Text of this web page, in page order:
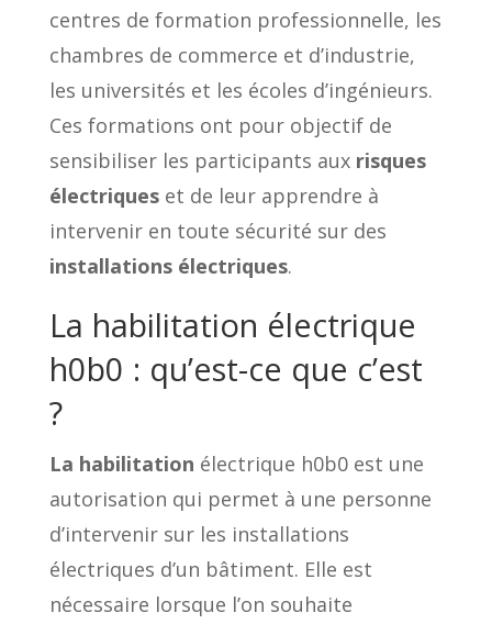
centres de formation professionnelle, les
chambres de commerce et d’industrie,
les universités et les écoles d’ingénieurs.
Ces formations ont pour objectif de
sensibiliser les participants aux risques
électriqueset de leur apprendre à
intervenir en toute sécurité sur des
installations électriques.
La habilitation électrique
h0b0 : qu’est-ce que c’est
?
La habilitation électrique h0b0 est une
autorisation qui permet à une personne
d’intervenir sur les installations
électriques d’un bâtiment. Elle est
nécessaire lorsque l’on souhaite